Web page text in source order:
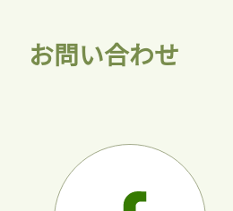
お問い合わせ